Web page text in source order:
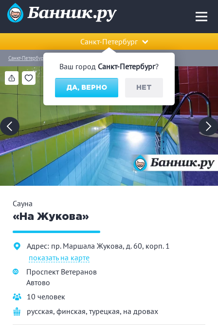
Ваш город Санкт-Петербург?
ДА, ВЕРНО НЕТ
Санкт-Петербург
Санкт-Петербург
Сауна
«На Жукова»
Адрес: пр. Маршала Жукова, д. 60, корп. 1
показать на карте
Проспект Ветеранов
Автово
10 человек
русская, финская, турецкая, на дровах